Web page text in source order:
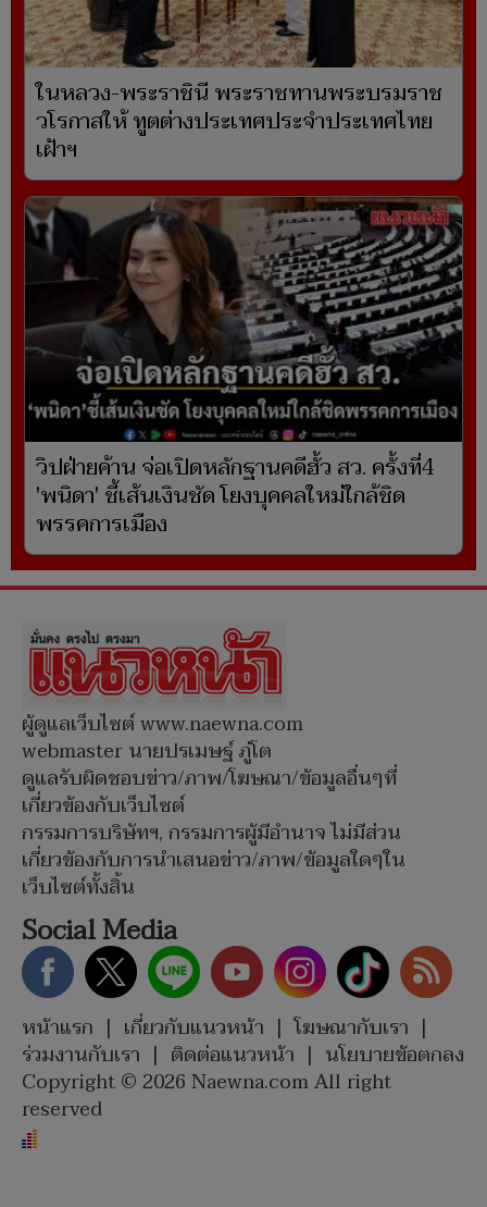
ในหลวง-พระราชินี พระราชทานพระบรมราช
วโรกาสให้ ทูตต่างประเทศประจำประเทศไทย
เฝ้าฯ
วิปฝ่ายค้าน จ่อเปิดหลักฐานคดีฮั้ว สว. ครั้งที่4
'พนิดา' ชี้เส้นเงินชัด โยงบุคคลใหม่ใกล้ชิด
พรรคการเมือง
ผู้ดูแลเว็บไซต์ www.naewna.com
webmaster นายปรเมษฐ์ ภู่โต
ดูแลรับผิดชอบข่าว/ภาพ/โฆษณา/ข้อมูลอื่นๆที่
เกี่ยวข้องกับเว็บไซต์
กรรมการบริษัทฯ, กรรมการผู้มีอำนาจ ไม่มีส่วน
เกี่ยวข้องกับการนำเสนอข่าว/ภาพ/ข้อมูลใดๆใน
เว็บไซต์ทั้งสิ้น
Social Media
หน้าแรก | เกี่ยวกับแนวหน้า | โฆษณากับเรา |
ร่วมงานกับเรา | ติดต่อแนวหน้า | นโยบายข้อตกลง
Copyright © 2026 Naewna.com All right
reserved